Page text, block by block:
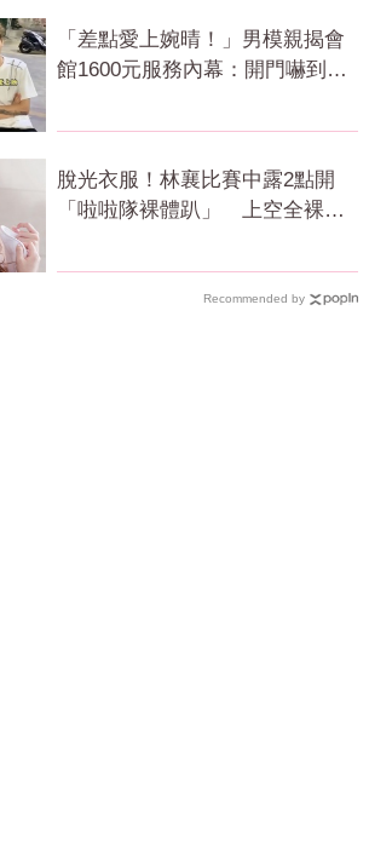
「差點愛上婉晴！」男模親揭會
館1600元服務內幕：開門嚇到險
脫光衣服！林襄比賽中露2點開
「啦啦隊裸體趴」 上空全裸被
Recommended by